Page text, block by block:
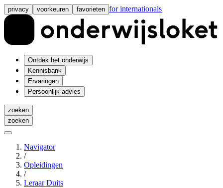
privacy voorkeuren favorieten for internationals
Ontdek het onderwijs
Kennisbank
Ervaringen
Persoonlijk advies
zoeken
zoeken
Navigator
/
Opleidingen
/
Leraar Duits